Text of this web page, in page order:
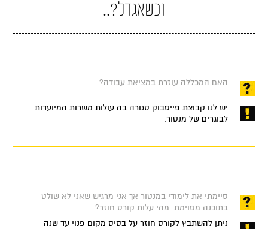
וכשאגדל?..
האם המכללה עוזרת במציאת עבודה?
יש לנו קבוצת פייסבוק סגורה בה עולות משרות המיועדות
לבוגרים של מנטור.
סיימתי את לימודי במנטור אך אני מרגיש שאני לא שולט
בתוכנה מסוימת. מהי עלות קורס חוזר?
ניתן להשתבץ לקורס חוזר על בסיס מקום פנוי עד שנה